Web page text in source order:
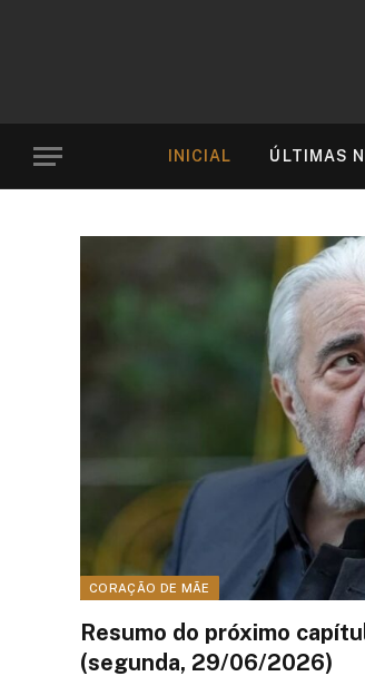
INICIAL ÚLTIMAS
CORAÇÃO DE MÃE
Resumo do próximo
(segunda, 29/06/2026)